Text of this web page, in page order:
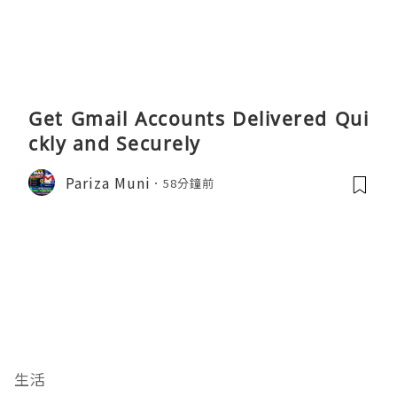
Get Gmail Accounts Delivered Qui
ckly and Securely
Pariza Muni 58分鐘前
生活